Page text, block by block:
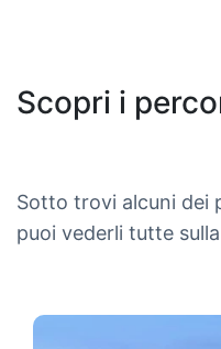
Scopri i
Sotto trovi alcuni dei
puoi vederli tutte